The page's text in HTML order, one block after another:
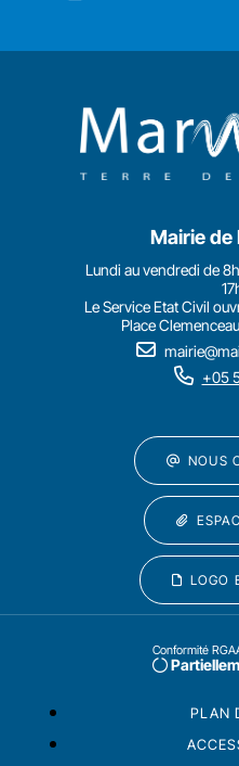
Mairie de
Lundi au vendredi de
Le Service Etat Civil
Place
+05
NOUS
LOGO
Conformité
PLAN